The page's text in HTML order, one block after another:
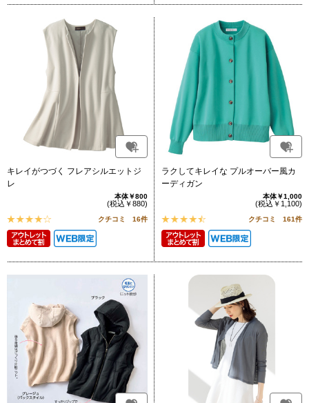
キレイがつづく フレアシルエットジ
レ
本体￥800
(税込￥880)
クチコミ 16件
ラクしてキレイな プルオーバー風カ
ーディガン
本体￥1,000
(税込￥1,100)
クチコミ 161件